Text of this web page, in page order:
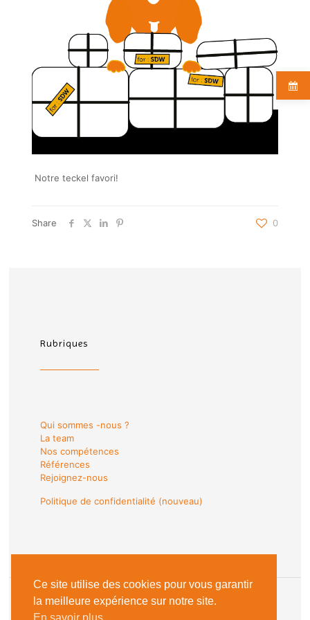
Notre teckel favori!
Share 0
Rubriques
Qui sommes -nous ?
La team
Nos compétences
Références
Rejoignez-nous
Politique de confidentialité (nouveau)
Ce site utilise des cookies pour vous garantir
la meilleure expérience sur notre site.